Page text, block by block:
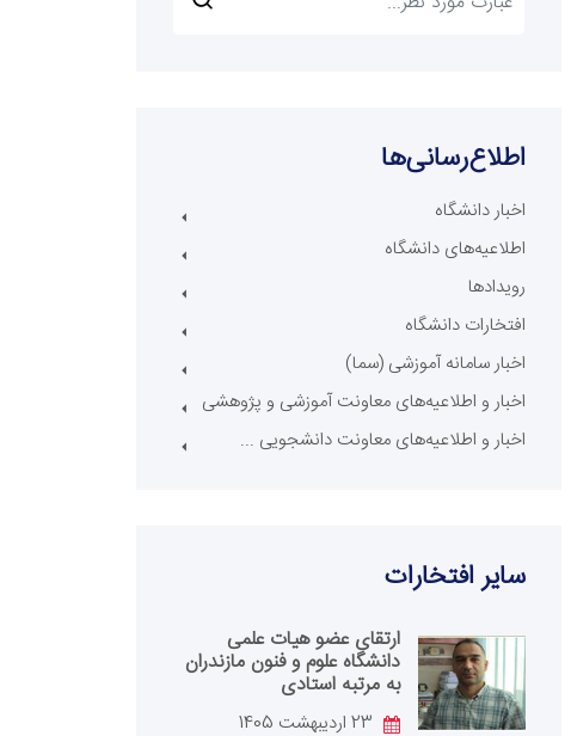
اطلاع‌رسانی‌ها
اخبار دانشگاه
اطلاعیه‌های دانشگاه
رویدادها
افتخارات دانشگاه
اخبار سامانه آموزشی (سما)
اخبار و اطلاعیه‌های معاونت آموزشی و پژوهشی
اخبار و اطلاعیه‌های معاونت دانشجویی ...
سایر افتخار‌ات
ارتقای عضو هیات علمی
دانشگاه علوم و فنون مازندران
به مرتبه استادی